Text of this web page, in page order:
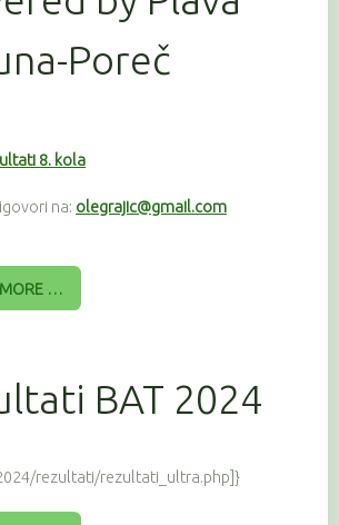
Poreč
8. kola
na: olegrajic@gmail.com
…
BAT 2024
rezultati/rezultati_ultra.php]}